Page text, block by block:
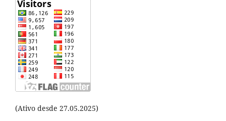
(Ativo desde 27.05.2025)